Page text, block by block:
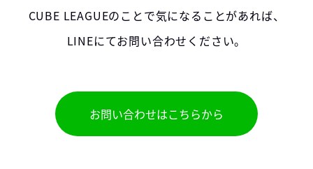
CUBE LEAGUEのことで気になることがあれば、
LINEにてお問い合わせください。
お問い合わせはこちらから